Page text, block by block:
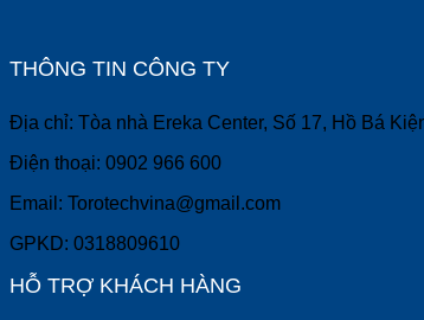
THÔNG TIN CÔNG TY
Địa chỉ: Tòa nhà Ereka Center, Số 17, Hồ Bá
Điện thoại: 0902 966 600
Email: Torotechvina@gmail.com
GPKD: 0318809610
HỖ TRỢ KHÁCH HÀNG